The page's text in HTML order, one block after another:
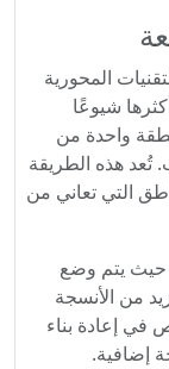
المحورية
شيوعًا
واحدة من
تُعد هذه الطريقة
التي تعاني من
حيث يتم وضع
من الأنسجة
في إعادة بناء
إضافية.